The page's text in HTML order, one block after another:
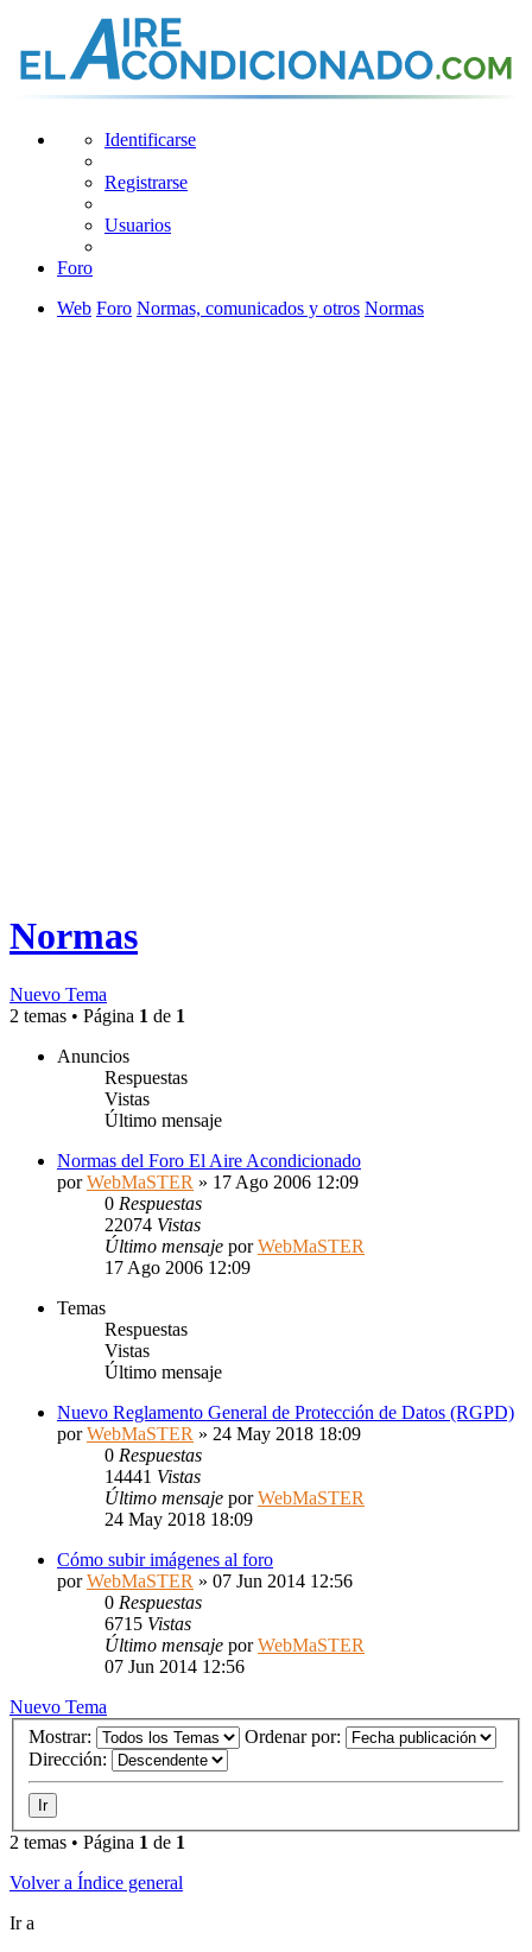
Identificarse
Registrarse
Usuarios
Foro
Web Foro Normas, comunicados y otros Normas
Normas
Nuevo Tema
2 temas • Página 1 de 1
Anuncios
Respuestas
Vistas
Último mensaje
Normas del Foro El Aire Acondicionado
porWebMaSTER » 17 Ago 2006 12:09
0 Respuestas
22074 Vistas
Último mensaje porWebMaSTER
17 Ago 2006 12:09
Temas
Respuestas
Vistas
Último mensaje
Nuevo Reglamento General de Protección de Datos (RGPD)
porWebMaSTER » 24 May 2018 18:09
0 Respuestas
14441 Vistas
Último mensaje porWebMaSTER
24 May 2018 18:09
Cómo subir imágenes al foro
porWebMaSTER » 07 Jun 2014 12:56
0 Respuestas
6715 Vistas
Último mensaje porWebMaSTER
07 Jun 2014 12:56
Nuevo Tema
Mostrar:
Ordenar por:
Dirección:
2 temas • Página 1 de 1
Volver a Índice general
Ir a